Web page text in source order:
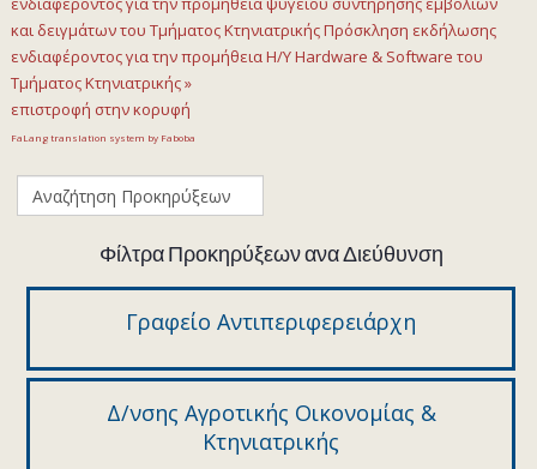
και δειγμάτων του Τμήματος ΚτηνιατρικήςΠρόσκληση εκδήλωσης
ενδιαφέροντος για την προμήθεια H/Y Hardware & Software του
Τμήματος Κτηνιατρικής »
επιστροφή στην κορυφή
FaLang translation system by Faboba
Φίλτρα Προκηρύξεων ανα Διεύθυνση
Γραφείο Αντιπεριφερειάρχη
Δ/νσης Αγροτικής Οικονομίας &
Κτηνιατρικής